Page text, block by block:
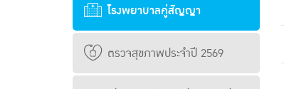
โรงพยาบาลคู่สัญญา
ตรวจสุขภาพประจำปี 2569